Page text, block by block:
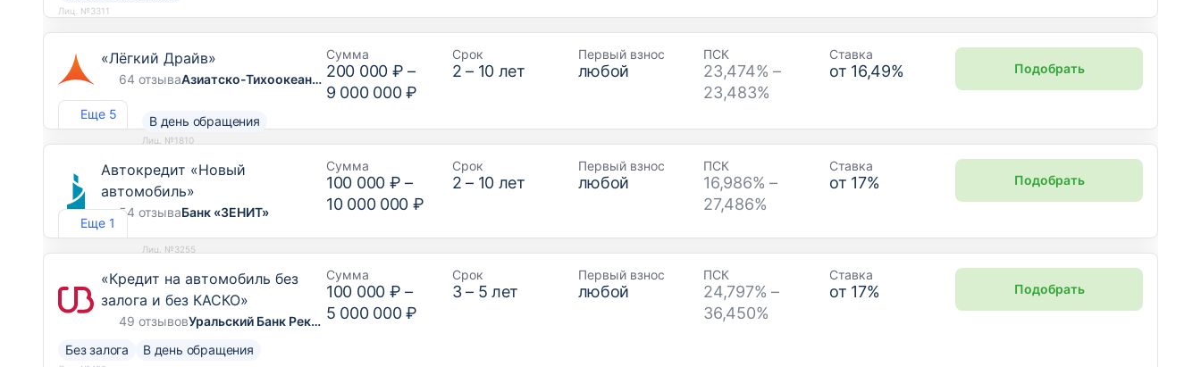
Лиц. №3311
Еще 5
«Лёгкий Драйв»
64 отзыва Азиатско-Тихоокеанский Банк
Сумма
200 000 ₽ –
9 000 000 ₽
Срок
2 – 10 лет
Первый взнос
любой
ПСК
23,474% –
23,483%
Ставка
от 16,49%
В день обращения
Подобрать
Лиц. №1810
Еще 1
Автокредит «Новый
автомобиль»
54 отзываБанк «ЗЕНИТ»
Сумма
100 000 ₽ –
10 000 000 ₽
Срок
2 – 10 лет
Первый взнос
любой
ПСК
16,986% –
27,486%
Ставка
от 17% Подобрать
Лиц. №3255
«Кредит на автомобиль без
залога и без КАСКО»
49 отзывов Уральский Банк Реконструкции и Развития
Сумма
100 000 ₽ –
5 000 000 ₽
Срок
3– 5 лет
Первый взнос
любой
ПСК
24,797% –
36,450%
Ставка
от 17%
Без залога В день обращения
Подобрать